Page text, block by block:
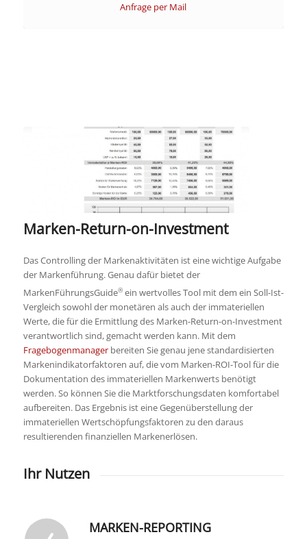
Anfrage per Mail
Marken-Return-on-Investment
Das Controlling der Markenaktivitäten ist eine wichtige Aufgabe
der Markenführung. Genau dafür bietet der
MarkenFührungsGuide®ein wertvolles Tool mit dem ein Soll-Ist-
Vergleich sowohl der monetären als auch der immateriellen
Werte, die für die Ermittlung des Marken-Return-on-Investment
verantwortlich sind, gemacht werden kann. Mit dem
Fragebogenmanagerbereiten Sie genau jene standardisierten
Markenindikatorfaktoren auf, die vom Marken-ROI-Tool für die
Dokumentation des immateriellen Markenwerts benötigt
werden. So können Sie die Marktforschungsdaten komfortabel
aufbereiten. Das Ergebnis ist eine Gegenüberstellung der
immateriellen Wertschöpfungsfaktoren zu den daraus
resultierenden finanziellen Markenerlösen.
Ihr Nutzen
MARKEN-REPORTING